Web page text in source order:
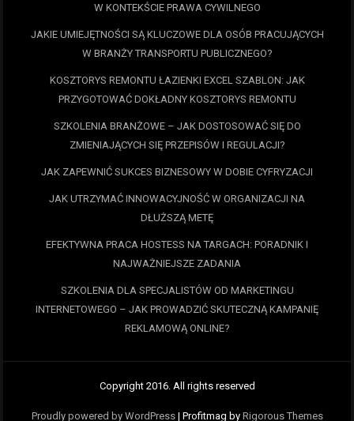
W KONTEKŚCIE PRAWA CYWILNEGO
JAKIE UMIEJĘTNOŚCI SĄ KLUCZOWE DLA OSÓB PRACUJĄCYCH
W BRANŻY TRANSPORTU PUBLICZNEGO?
KOSZTORYS REMONTU ŁAZIENKI EXCEL SZABLON: JAK
PRZYGOTOWAĆ DOKŁADNY KOSZTORYS REMONTU
SZKOLENIA BRANŻOWE – JAK DOSTOSOWAĆ SIĘ DO
ZMIENIAJĄCYCH SIĘ PRZEPISÓW I REGULACJI?
JAK ZAPEWNIĆ SUKCES BIZNESOWY W DOBIE CYFRYZACJI
JAK UTRZYMAĆ INNOWACYJNOŚĆ W ORGANIZACJI NA
DŁUŻSZĄ METĘ
EFEKTYWNA PRACA HOSTESS NA TARGACH: PORADNIK I
NAJWAŻNIEJSZE ZADANIA
SZKOLENIA DLA SPECJALISTÓW OD MARKETINGU
INTERNETOWEGO – JAK PROWADZIĆ SKUTECZNĄ KAMPANIĘ
REKLAMOWĄ ONLINE?
Copyright 2016. All rights reserved
Proudly powered by WordPress | Profitmag by Rigorous Themes